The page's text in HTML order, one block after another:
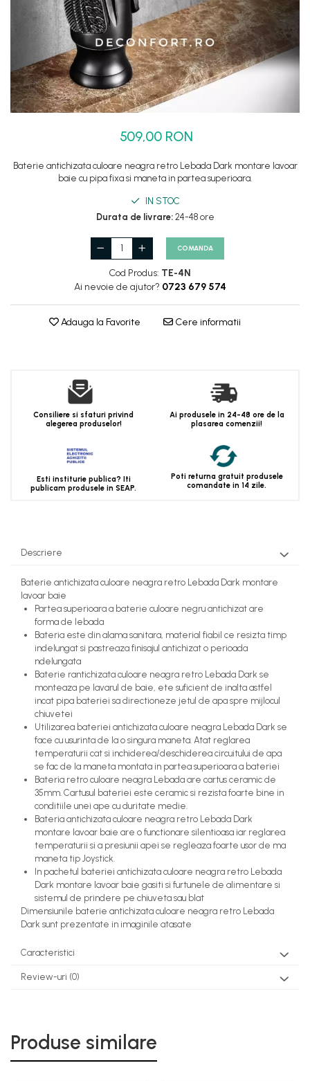
Set dus complet echipat
Suport prindere para dus
Baterie salon
Baterii bideu
Baterii cada-Coloana dus
509,00 RON
Baterie antichizata culoare neagra retro Lebada Dark montare lavoar
baie cu pipa fixa si maneta in partea superioara.
IN STOC
Durata de livrare:24-48 ore
COMANDA
Cod Produs: TE-4N
Ai nevoie de ajutor? 0723 679 574
Adauga la Favorite Cere informatii
Consiliere si sfaturi privind
alegerea produselor!
Ai produsele in 24-48 ore de la
plasarea comenzii!
Esti institurie publica? Iti
publicam produsele in SEAP.
Poti returna gratuit produsele
comandate in 14 zile.
Descriere
Baterie antichizata culoare neagra retro Lebada Dark montare
lavoar baie
Partea superioara a baterie culoare negru antichizat are
forma de lebada
Bateria este din alama sanitara, material fiabil ce resizta timp
indelungat si pastreaza finisajul antichizat o perioada
ndelungata
Baterie rantichizata culoare neagra retro Lebada Dark se
monteaza pe lavarul de baie, ete suficient de inalta astfel
incat pipa bateriei sa directioneze jetul de apa spre mijlocul
chiuvetei
Utilizarea bateriei antichizata culoare neagra Lebada Dark se
face cu usurinta de la o singura maneta. Atat reglarea
temperaturii cat si inchiderea/deschiderea circuitului de apa
se fac de la maneta montata in partea superioara a bateriei
Bateria retro culoare neagra Lebada are cartus ceramic de
35mm. Cartusul bateriei este ceramic si rezista foarte bine in
conditiile unei ape cu duritate medie.
Bateria antichizata culoare neagra retro Lebada Dark
montare lavoar baie are o functionare silentioasa iar reglarea
temperaturii si a presiunii apei se regleaza foarte usor de ma
maneta tip Joystick.
In pachetul bateriei antichizata culoare neagra retro Lebada
Dark montare lavoar baie gasiti si furtunele de alimentare si
sistemul de prindere pe chiuveta sau blat
Dimensiunile baterie antichizata culoare neagra retro Lebada
Dark sunt prezentate in imaginile atasate
Caracteristici
Review-uri (0)
Produse similare